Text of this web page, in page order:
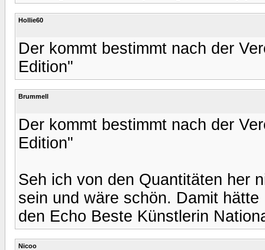
Hollie60
Der kommt bestimmt nach der
Edition"
Brummell
Der kommt bestimmt nach der
Edition"
Seh ich von den Quantitäten her
sein und wäre schön. Damit
den Echo Beste Künstlerin
Nicoo